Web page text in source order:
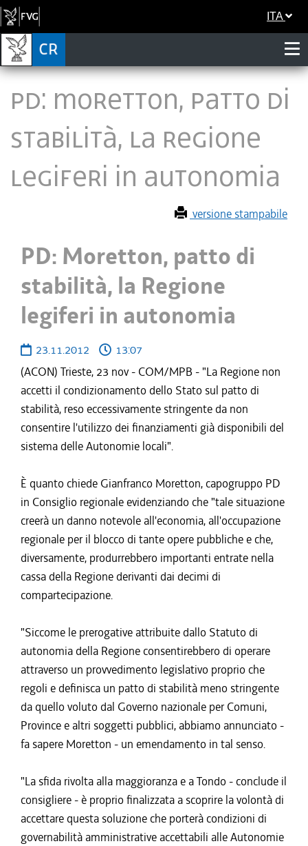
ITA
PD: Moretton, patto di
stabilità, la Regione
legiferi in autonomia
versione stampabile
PD: Moretton, patto di
stabilità, la Regione
legiferi in autonomia
23.11.2012
13:07
(ACON) Trieste, 23 nov - COM/MPB - "La Regione non
accetti il condizionamento dello Stato sul patto di
stabilità, reso eccessivamente stringente da non
consentire l'utilizzo dei finanziamenti già disponibili del
sistema delle Autonomie locali".
È quanto chiede Gianfranco Moretton, capogruppo PD
in Consiglio regionale evidenziando che "tale situazione
creerà un danno notevole all'economia, all'occupazione
regionale per il blocco di tante opere pubbliche e che,
diversamente, produrrebbero importanti entrate nella
cassa della Regione derivanti dai decimi di
compartecipazione.
"Siccome le prerogative attribuite dallo Statuto di
autonomia della Regione consentirebbero di operare
attraverso un provvedimento legislativo proprio che
regoli e definisca un patto di stabilità meno stringente
da quello voluto dal Governo nazionale per Comuni,
Province e altri soggetti pubblici, abbiamo annunciato -
fa sapere Moretton - un emendamento in tal senso.
"La sfida rivolta alla maggioranza e a Tondo - conclude il
consigliere - è proprio finalizzata a scoprire la volontà di
accettare questa soluzione che porterà condizioni di
governabilità amministrative accettabili alle Autonomie